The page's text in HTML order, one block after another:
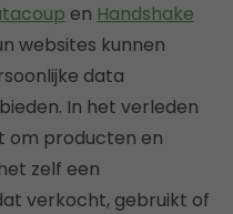
en Handshake
websites kunnen
data
In het verleden
om producten en
zelf een
verkocht, gebruikt of